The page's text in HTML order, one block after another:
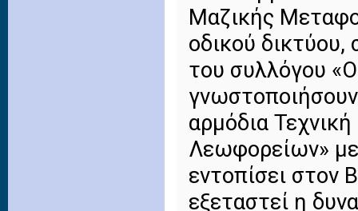
Μαζικής
οδικού
του συλλόγου
αρμόδια
Λεωφορείων» με
εντοπίσει
εξεταστεί η